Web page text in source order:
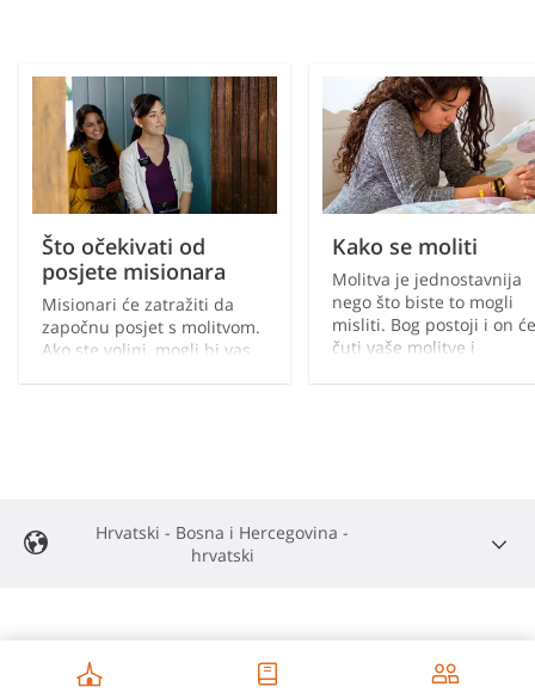
Što očekivati od
posjete misionara
Misionari će zatražiti da
započnu posjet s molitvom.
Ako ste voljni, mogli bi vas
Kako se moliti
Molitva je jednostavnija
nego što biste to mogli
misliti. Bog postoji i on će
čuti vaše molitve i
Hrvatski - Bosna i Hercegovina -
hrvatski
English
Africa Central
Español